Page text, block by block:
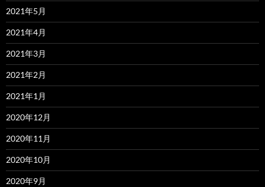
2021年5月
2021年4月
2021年3月
2021年2月
2021年1月
2020年12月
2020年11月
2020年10月
2020年9月